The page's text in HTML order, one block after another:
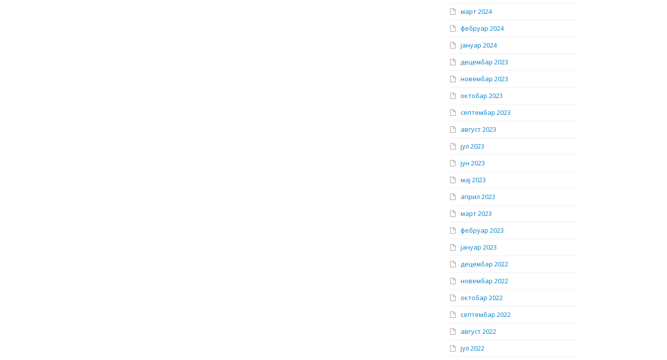
март 2024
фебруар 2024
јануар 2024
децембар 2023
новембар 2023
октобар 2023
септембар 2023
август 2023
јул 2023
јун 2023
мај 2023
април 2023
март 2023
фебруар 2023
јануар 2023
децембар 2022
новембар 2022
октобар 2022
септембар 2022
август 2022
јул 2022